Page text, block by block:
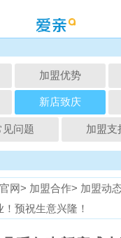
加盟优势
新店致庆
见问题 加盟支
网> 加盟合作> 加盟动
预祝生意兴隆！